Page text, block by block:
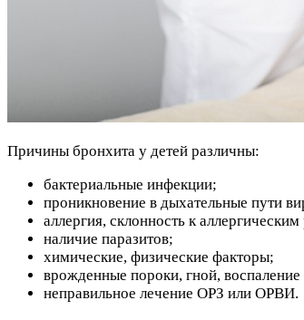
Причины бронхита у детей различны:
бактериальные инфекции;
проникновение в дыхательные пути
аллергия, склонность к
наличие паразитов;
химические, физические факторы;
врожденные пороки, гной, воспаление
неправильное лечение ОРЗ или ОРВИ.